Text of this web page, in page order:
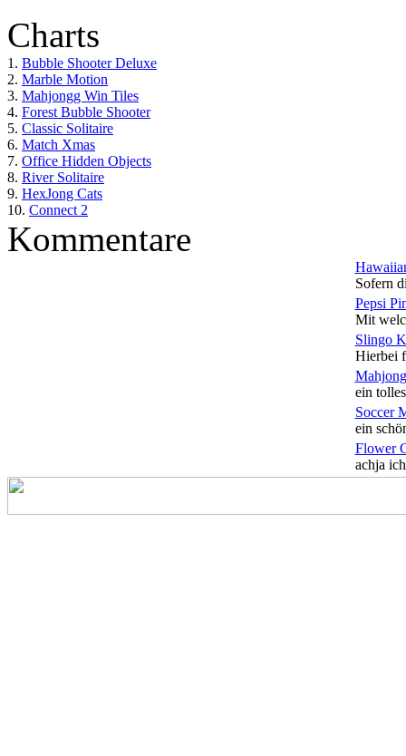
Charts
1. Bubble Shooter Deluxe
2. Marble Motion
3. Mahjongg Win Tiles
4. Forest Bubble Shooter
5. Classic Solitaire
6. Match Xmas
7. Office Hidden Objects
8. River Solitaire
9. HexJong Cats
10. Connect 2
Kommentare
Sofern
Pepsi
Mit
Slingo
Hierbei
ein
Soccer
ein
Flower
achja